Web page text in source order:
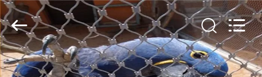
ДОМ
Anping
Yuntong
Metal
Mesh
Co.,
Ltd..
All
Rights
Reserved.